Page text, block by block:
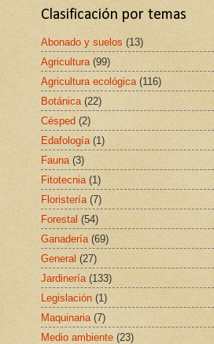
Clasificación por temas
Abonado y suelos (13)
Agricultura (99)
Agricultura ecológica (116)
Botánica (22)
Césped (2)
Edafología (1)
Fauna (3)
Fitotecnia (1)
Floristería (7)
Forestal (54)
Ganadería (69)
General (27)
Jardinería (133)
Legislación (1)
Maquinaria (7)
Medio ambiente (23)